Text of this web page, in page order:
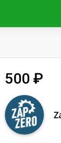
500 ₽